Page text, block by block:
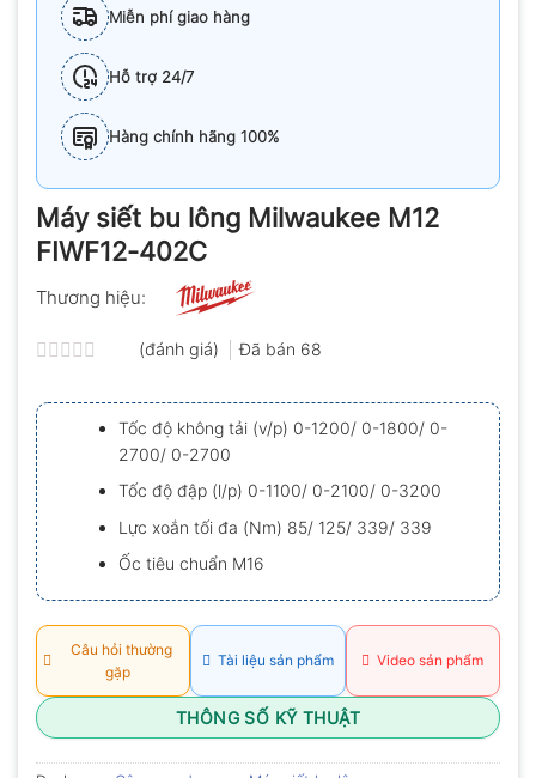
Miễn phí giao hàng
Hỗ trợ 24/7
Hàng chính hãng 100%
Máy siết bu lông Milwaukee M12
FIWF12-402C
Thương hiệu:
xếp
hạng
0.0
5
sao
(đánh giá) Đã bán 68
Tốc độ không tải (v/p) 0-1200/ 0-1800/ 0-
2700/ 0-2700
Tốc độ đập (l/p) 0-1100/ 0-2100/ 0-3200
Lực xoắn tối đa (Nm) 85/ 125/ 339/ 339
Ốc tiêu chuẩn M16
Câu hỏi thường
gặp
Tài liệu sản phẩm Video sản phẩm
THÔNG SỐ KỸ THUẬT